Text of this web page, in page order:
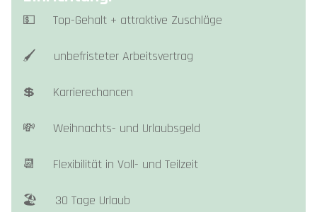
💵 Top-Gehalt + attraktive Zuschläge
🖌️ unbefristeter Arbeitsvertrag
💲 Karrierechancen
💸 Weihnachts- und Urlaubsgeld
📆 Flexibilität in Voll- und Teilzeit
🏖️ 30 Tage Urlaub